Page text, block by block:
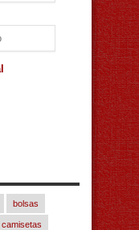
bolsas
camisetas